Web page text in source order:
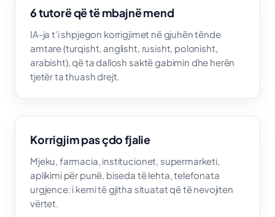
6 tutorë që të mbajnë mend
IA-ja t'i shpjegon korrigjimet në gjuhën tënde
amtare (turqisht, anglisht, rusisht, polonisht,
arabisht), që ta dallosh saktë gabimin dhe herën
tjetër ta thuash drejt.
Korrigjim pas çdo fjalie
Mjeku, farmacia, institucionet, supermarketi,
aplikimi për punë, biseda të lehta, telefonata
urgjence: i kemi të gjitha situatat që të nevojiten
vërtet.